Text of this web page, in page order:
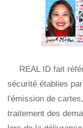
REAL ID fait
sécurité établies
l'émission de
traitement des